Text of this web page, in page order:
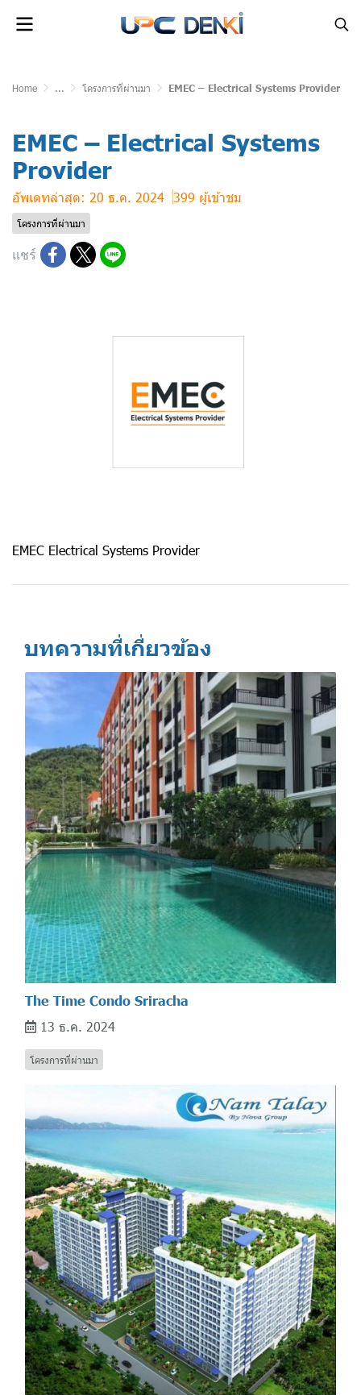
Home ... โครงการที่ผ่านมา EMEC – Electrical Systems Provider
EMEC – Electrical Systems
Provider
อัพเดทล่าสุด: 20 ธ.ค. 2024 399 ผู้เข้าชม
โครงการที่ผ่านมา
แชร์
EMEC Electrical Systems Provider
บทความที่เกี่ยวข้อง
The Time Condo Sriracha
13 ธ.ค. 2024
โครงการที่ผ่านมา